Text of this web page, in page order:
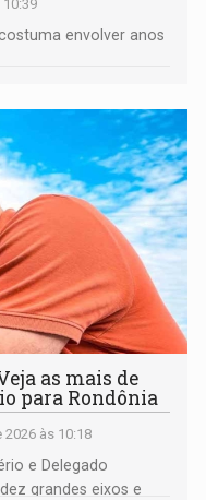
envolver anos
as mais de
para Rondônia
às 10:18
e Delegado
grandes eixos e